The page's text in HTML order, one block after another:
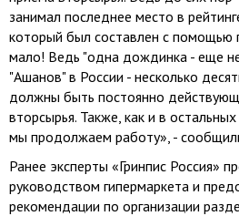
занимал последнее место в
который был составлен с помощью
мало! Ведь "одна дождинка - еще
"Ашанов" в России - несколько
должны быть постоянно
вторсырья. Также, как и в
мы продолжаем работу», -
Ранее эксперты «Гринпис Россия»
руководством гипермаркета и
рекомендации по организации